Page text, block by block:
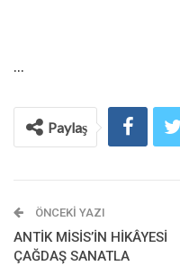
…
Paylaş
ÖNCEKI YAZI
ANTİK MİSİS’İN HİKÂYESİ
ÇAĞDAŞ SANATLA